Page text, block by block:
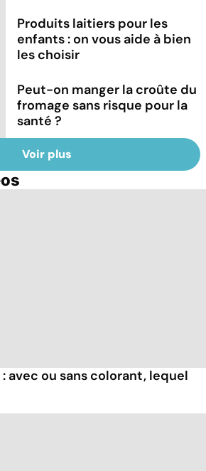
Produits laitiers pour les
enfants : on vous aide à bien
les choisir
Peut-on manger la croûte du
fromage sans risque pour la
santé ?
Voir plus
avec ou sans colorant, lequel